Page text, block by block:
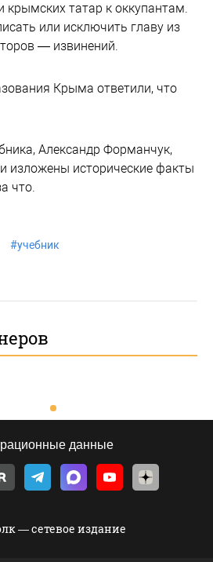
татар к оккупантам.
или исключить главу из
— извинений.
Крыма ответили, что
Александр Форманчук,
изложены исторические факты
что.
#учебник
данные
— сетевое издание